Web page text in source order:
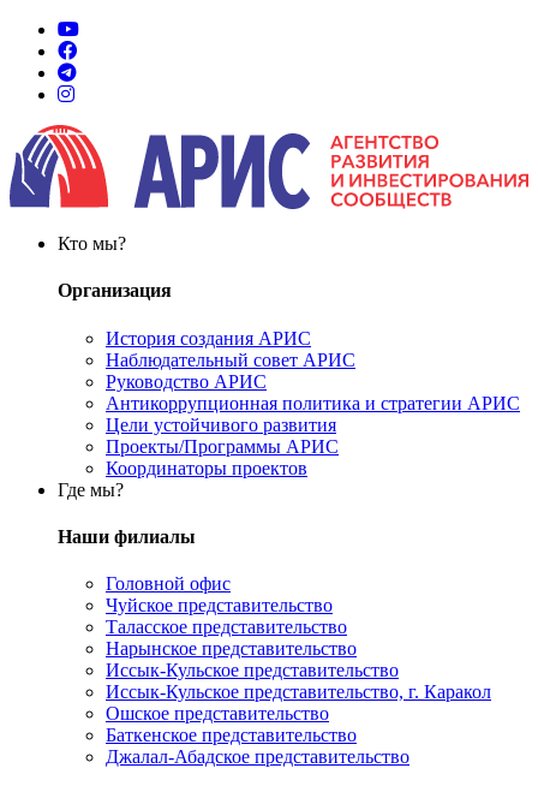
Кто мы?
Организация
История создания АРИС
Наблюдательный совет АРИС
Руководство АРИС
Антикоррупционная политика и стратегии АРИС
Цели устойчивого развития
Проекты/Программы АРИС
Координаторы проектов
Где мы?
Наши филиалы
Головной офис
Чуйское представительство
Таласское представительство
Нарынское представительство
Иссык-Кульское представительство
Иссык-Кульское представительство, г. Каракол
Ошское представительство
Баткенское представительство
Джалал-Абадское представительство